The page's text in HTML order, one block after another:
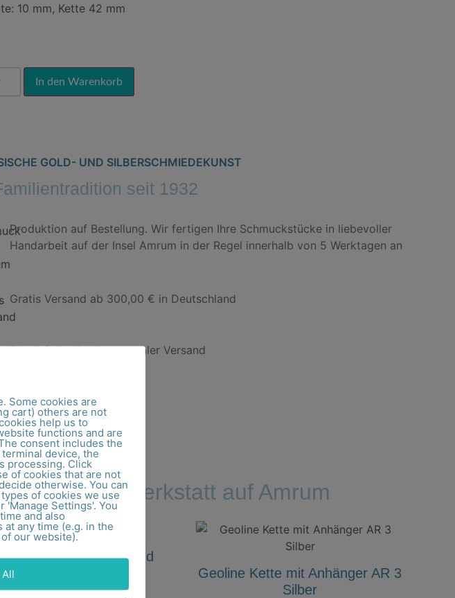
10 mm, Kette 42 mm
In den Warenkorb
GOLD- UND SILBERSCHMIEDEKUNST
seit 1932
Produktion auf Bestellung. Wir fertigen Ihre Schmuckstücke in liebevoller
Handarbeit auf der Insel Amrum in der Regel innerhalb von 5 Werktagen an
Gratis Versand ab 300,00 € in Deutschland
Plastikfreier & klimaneutraler Versand
Werkstatt auf Amrum
Geoline Kette KT 2 Gold
725,00€
Geoline Kette mit Anhänger AR 3
Silber
Some cookies are
cart) others are not
help us to
functions and are
consent includes the
device, the
processing. Click
of cookies that are not
otherwise. You can
of cookies we use
'Manage Settings'. You
and also
any time (e.g. in the
our website).